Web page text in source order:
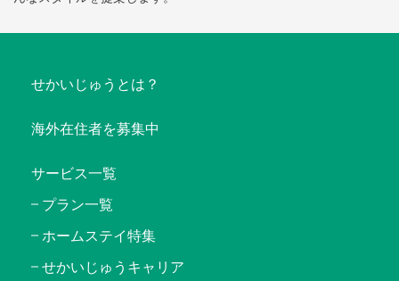
せかいじゅうとは？
海外在住者を募集中
サービス一覧
プラン一覧
ホームステイ特集
せかいじゅうキャリア